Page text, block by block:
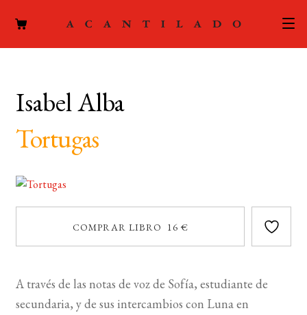
el
menú
MI CUENTA
Isabel Alba
Tortugas
COMPRAR LIBRO 16 €
A través de las notas de voz de Sofía, estudiante de
secundaria, y de sus intercambios con Luna en